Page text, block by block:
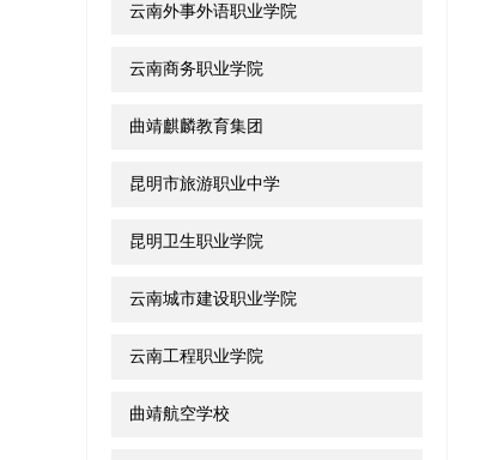
云南外事外语职业学院
云南商务职业学院
曲靖麒麟教育集团
昆明市旅游职业中学
昆明卫生职业学院
云南城市建设职业学院
云南工程职业学院
曲靖航空学校